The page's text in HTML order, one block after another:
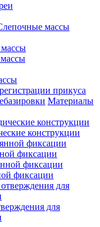
массы
прикуса
Материалы
конструкции
фиксации
фиксации
для